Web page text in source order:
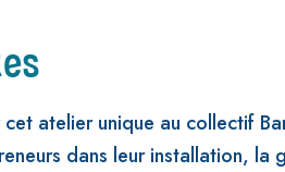
atelier unique au collectif
dans leur installation, la